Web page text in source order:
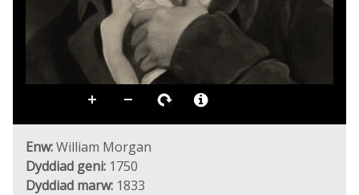
Enw:William Morgan
Dyddiad geni: 1750
Dyddiad marw: 1833